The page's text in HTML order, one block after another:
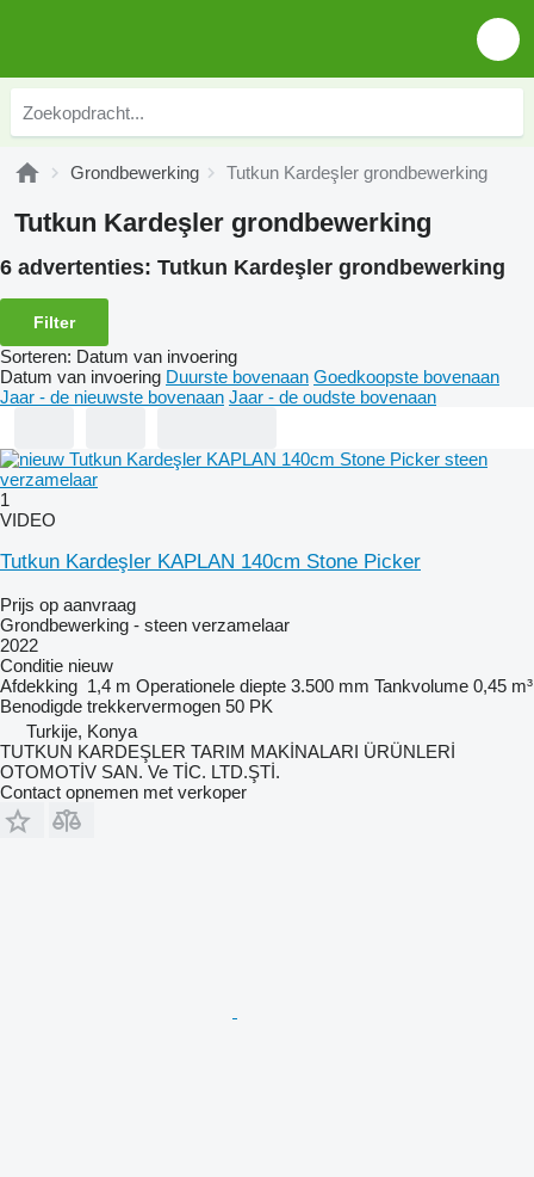
Grondbewerking Tutkun Kardeşler grondbewerking
Tutkun Kardeşler grondbewerking
6 advertenties: Tutkun Kardeşler grondbewerking
Filter
Sorteren: Datum van invoering
Datum van invoering Duurste bovenaan Goedkoopste bovenaan
Jaar - de nieuwste bovenaan Jaar - de oudste bovenaan
1
VIDEO
Tutkun Kardeşler KAPLAN 140cm Stone Picker
Prijs op aanvraag
Grondbewerking - steen verzamelaar
2022
Conditie nieuw
Afdekking 1,4 m Operationele diepte 3.500 mm Tankvolume 0,45 m³
Benodigde trekkervermogen 50 PK
Turkije, Konya
TUTKUN KARDEŞLER TARIM MAKİNALARI ÜRÜNLERİ
OTOMOTİV SAN. Ve TİC. LTD.ŞTİ.
Contact opnemen met verkoper